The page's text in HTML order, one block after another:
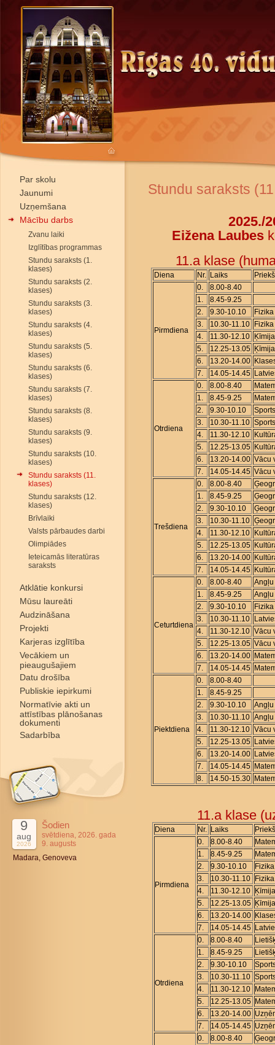
Par skolu
Jaunumi
Uzņemšana
Mācību darbs
Zvanu laiki
Izglītības programmas
Stundu saraksts (1.
klases)
Stundu saraksts (2.
klases)
Stundu saraksts (3.
klases)
Stundu saraksts (4.
klases)
Stundu saraksts (5.
klases)
Stundu saraksts (6.
klases)
Stundu saraksts (7.
klases)
Stundu saraksts (8.
klases)
Stundu saraksts (9.
klases)
Stundu saraksts (10.
klases)
Stundu saraksts (11.
klases)
Stundu saraksts (12.
klases)
Brīvlaiki
Valsts pārbaudes darbi
Olimpiādes
Ieteicamās literatūras
saraksts
Atklātie konkursi
Mūsu laureāti
Audzināšana
Projekti
Karjeras izglītība
Vecākiem un
pieaugušajiem
Datu drošība
Publiskie iepirkumi
Normatīvie akti un
attīstības plānošanas
dokumenti
Sadarbība
9
aug
2026
Šodien
svētdiena, 2026. gada
9. augusts
Madara, Genoveva
Stundu saraksts
2025./
Eižena Laubes
11.a klase
Diena Nr. Laiks
Pirmdiena
0.
8.00-8.40
1.
8.45-9.25
2.
9.30-10.10
Fizika
3.
10.30-11.10
Fizika
4.
11.30-12.10
Ķīmija
5.
12.25-13.05 Ķīmija
6.
13.20-14.00
7.
14.05-14.45
Otrdiena
0. 8.00-8.40
1.
8.45-9.25
2.
9.30-10.10
3.
10.30-11.10
4.
11.30-12.10
5.
12.25-13.05
6.
13.20-14.00 Vācu
7.
14.05-14.45 Vācu
Trešdiena
0. 8.00-8.40
1.
8.45-9.25
2.
9.30-10.10
3.
10.30-11.10
4.
11.30-12.10
5.
12.25-13.05
6.
13.20-14.00
7.
14.05-14.45
Ceturtdiena
0. 8.00-8.40
1.
8.45-9.25
2.
9.30-10.10
Fizika
3.
10.30-11.10
4.
11.30-12.10 Vācu
5.
12.25-13.05 Vācu
6.
13.20-14.00
7.
14.05-14.45
Piektdiena
0.
8.00-8.40
1.
8.45-9.25
2.
9.30-10.10
3.
10.30-11.10
4.
11.30-12.10 Vācu
5.
12.25-13.05
6.
13.20-14.00
7.
14.05-14.45
8.
14.50-15.30
11.a klase
Diena Nr. Laiks
Pirmdiena
0. 8.00-8.40
1.
8.45-9.25
2.
9.30-10.10
Fizika
3.
10.30-11.10
Fizika
4.
11.30-12.10
5.
12.25-13.05
6.
13.20-14.00
7.
14.05-14.45
Otrdiena
0. 8.00-8.40
1.
8.45-9.25
2.
9.30-10.10
3.
10.30-11.10
4.
11.30-12.10
5.
12.25-13.05
6.
13.20-14.00
7.
14.05-14.45
0. 8.00-8.40